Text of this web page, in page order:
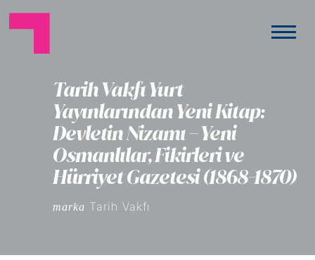
Tarih Vakfı Yurt
Yayınlarından Yeni Kitap:
Devletin Nizamı – Yeni
Osmanlılar, Fikirleri ve
Hürriyet Gazetesi (1868-1870)
marka Tarih Vakfı